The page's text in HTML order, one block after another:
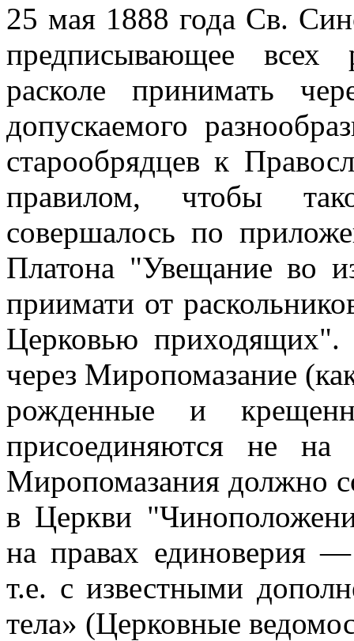
25 мая 1888 года Св.
предписывающее
расколе принимать
допускаемого
старообрядцев к
правилом, чтобы
совершалось по
Платона "Увещание во
приимати от
Церковью
через Миропомазание
рожденные и
присоединяются не на
Миропомазания должно
в Церкви
на правах единоверия
т.е. с известными
тела» (Церковные